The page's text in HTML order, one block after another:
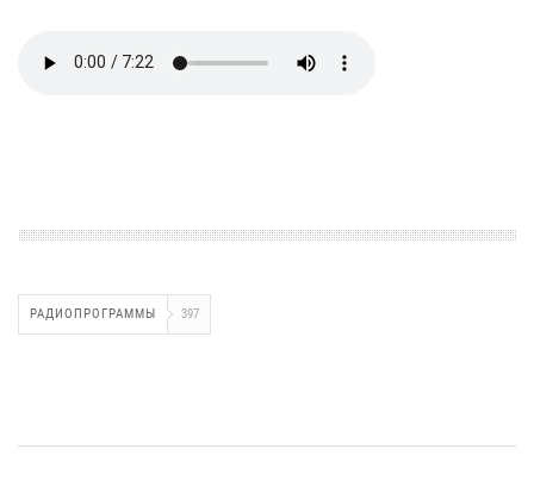
РАДИОПРОГРАММЫ 397